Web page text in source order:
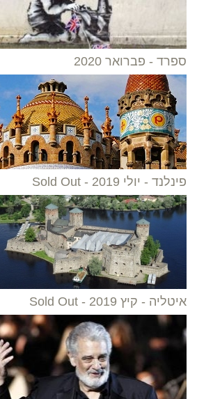
ספרד - פברואר 2020
פינלנד - יולי 2019 - Sold Out
איטליה - קיץ 2019 - Sold Out